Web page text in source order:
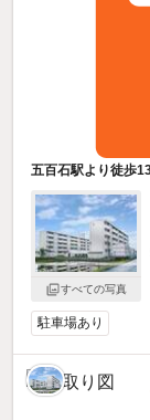
五百石駅より徒歩
すべての写真
駐車場あり